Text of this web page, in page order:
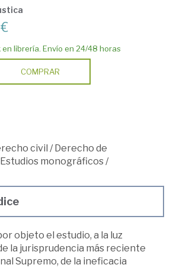
en librería. Envío en 24/48 horas
COMPRAR
civil / Derecho de
Estudios monográficos/
objeto el estudio, a la luz
la jurisprudencia más reciente
Supremo, de la ineficacia